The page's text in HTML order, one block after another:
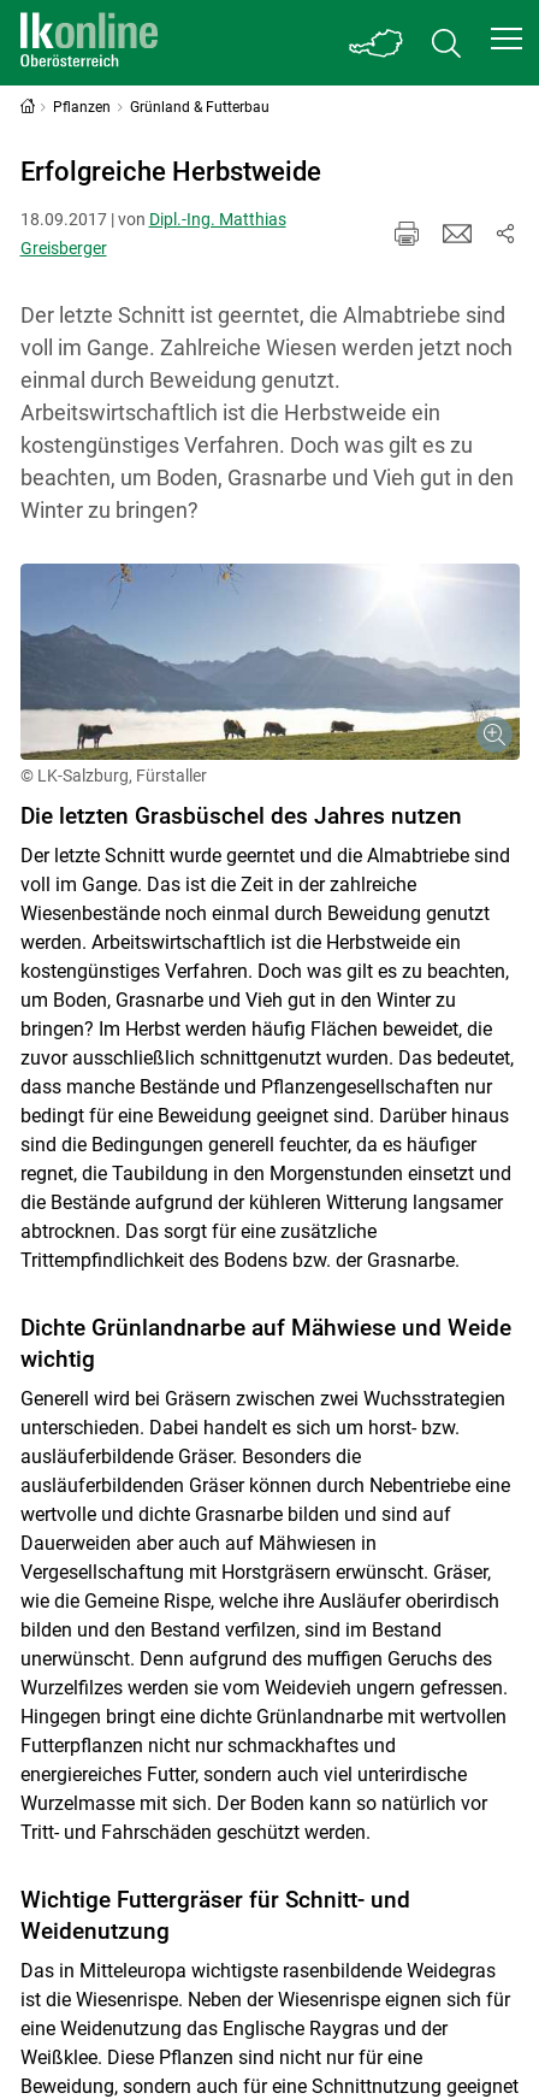
Pflanzen Grünland & Futterbau
Erfolgreiche Herbstweide
18.09.2017 | von Dipl.-Ing. Matthias
Greisberger
Der letzte Schnitt ist geerntet, die Almabtriebe sind
voll im Gange. Zahlreiche Wiesen werden jetzt noch
einmal durch Beweidung genutzt.
Arbeitswirtschaftlich ist die Herbstweide ein
kostengünstiges Verfahren. Doch was gilt es zu
beachten, um Boden, Grasnarbe und Vieh gut in den
Winter zu bringen?
© LK-Salzburg, Fürstaller
Die letzten Grasbüschel des Jahres nutzen
Der letzte Schnitt wurde geerntet und die Almabtriebe sind
voll im Gange. Das ist die Zeit in der zahlreiche
Wiesenbestände noch einmal durch Beweidung genutzt
werden. Arbeitswirtschaftlich ist die Herbstweide ein
kostengünstiges Verfahren. Doch was gilt es zu beachten,
um Boden, Grasnarbe und Vieh gut in den Winter zu
bringen? Im Herbst werden häufig Flächen beweidet, die
zuvor ausschließlich schnittgenutzt wurden. Das bedeutet,
dass manche Bestände und Pflanzengesellschaften nur
bedingt für eine Beweidung geeignet sind. Darüber hinaus
sind die Bedingungen generell feuchter, da es häufiger
regnet, die Taubildung in den Morgenstunden einsetzt und
die Bestände aufgrund der kühleren Witterung langsamer
abtrocknen. Das sorgt für eine zusätzliche
Trittempfindlichkeit des Bodens bzw. der Grasnarbe.
Dichte Grünlandnarbe auf Mähwiese und Weide
wichtig
Generell wird bei Gräsern zwischen zwei Wuchsstrategien
unterschieden. Dabei handelt es sich um horst- bzw.
ausläuferbildende Gräser. Besonders die
ausläuferbildenden Gräser können durch Nebentriebe eine
wertvolle und dichte Grasnarbe bilden und sind auf
Dauerweiden aber auch auf Mähwiesen in
Vergesellschaftung mit Horstgräsern erwünscht. Gräser,
wie die Gemeine Rispe, welche ihre Ausläufer oberirdisch
bilden und den Bestand verfilzen, sind im Bestand
unerwünscht. Denn aufgrund des muffigen Geruchs des
Wurzelfilzes werden sie vom Weidevieh ungern gefressen.
Hingegen bringt eine dichte Grünlandnarbe mit wertvollen
Futterpflanzen nicht nur schmackhaftes und
energiereiches Futter, sondern auch viel unterirdische
Wurzelmasse mit sich. Der Boden kann so natürlich vor
Tritt- und Fahrschäden geschützt werden.
Wichtige Futtergräser für Schnitt- und
Weidenutzung
Das in Mitteleuropa wichtigste rasenbildende Weidegras
ist die Wiesenrispe. Neben der Wiesenrispe eignen sich für
eine Weidenutzung das Englische Raygras und der
Weißklee. Diese Pflanzen sind nicht nur für eine
Beweidung, sondern auch für eine Schnittnutzung geeignet